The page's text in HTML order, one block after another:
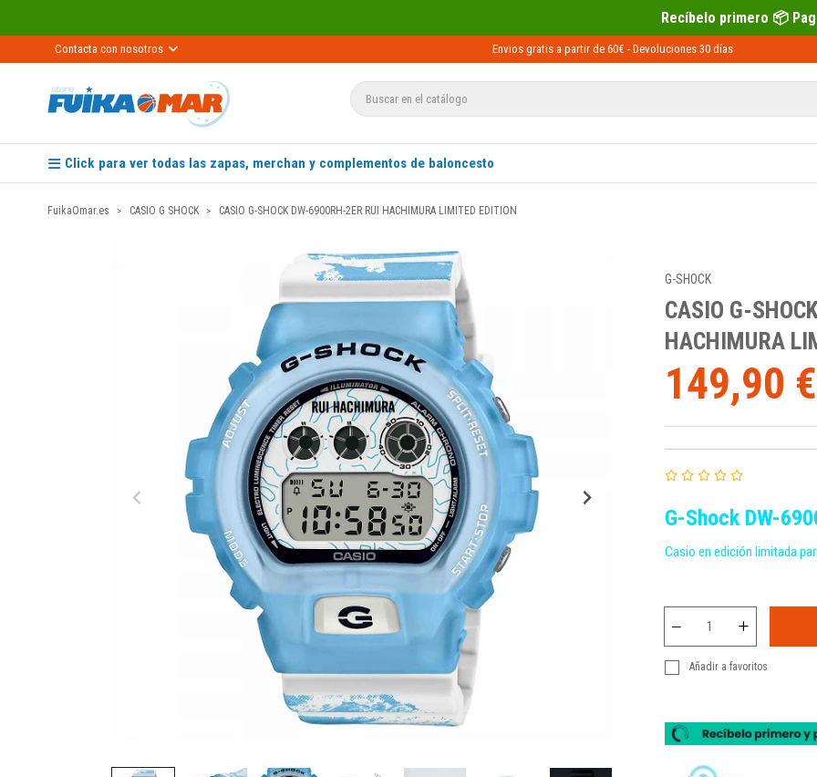
Recíbelo primero 📦 Paga después con Sequra 💶
Contacta con nosotros Envios gratis a partir de 60€ - Devoluciones 30 días
Click para ver todas las zapas, merchan y complementos de baloncesto
FuikaOmar.es CASIO G SHOCK CASIO G-SHOCK DW-6900RH-2ER RUI HACHIMURA LIMITED EDITION
G-SHOCK
CASIO G-
HACHIMURA
149,90 €
G-Shock DW-
Casio en edición limitada
Añadir a favoritos